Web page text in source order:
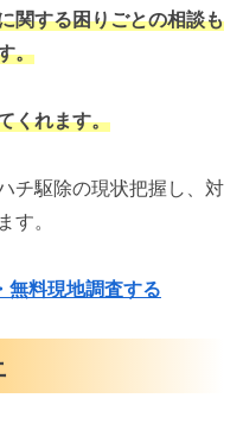
関する困りごとの相談も
。
くれます。
チ駆除の現状把握し、対
す。
無料現地調査する